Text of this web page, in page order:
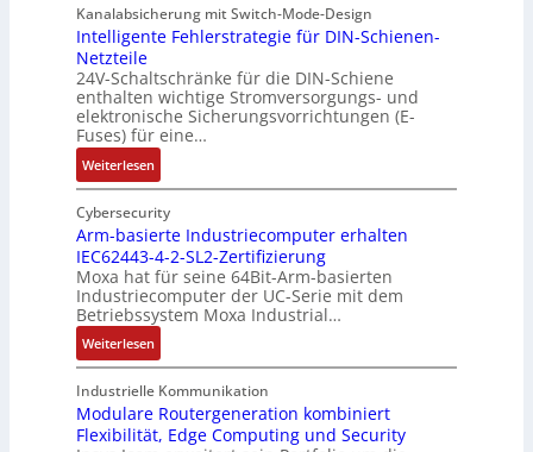
i
s
c
h
e
G
e
h
ä
u
s
e
d
e
h
n
u
n
g
e
u
i
e
r
e
n
A
u
f
w
a
n
d
,
K
o
t
u
v
r
ä
n
i
t
ä
t
b
e
g
i
n
n
t
a
n
d
e
k
r
d
b
e
t
e
i
l
i
g
u
n
g
b
e
m
Kanalabsicherung mit Switch-Mode-Design
Intelligente Fehlerstrategie für DIN-Schienen-
Netzteile
24V-Schaltschränke für die DIN-Schiene
enthalten wichtige Stromversorgungs- und
elektronische Sicherungsvorrichtungen (E-
Fuses) für eine…
Weiterlesen:
I
n
t
e
l
l
i
g
e
n
e
Cybersecurity
Arm-basierte Industriecomputer erhalten
IEC62443-4-2-SL2-Zertifizierung
Moxa hat für seine 64Bit-Arm-basierten
Industriecomputer der UC-Serie mit dem
Betriebssystem Moxa Industrial…
Weiterlesen:
A
r
m
-
Industrielle Kommunikation
Modulare Routergeneration kombiniert
Flexibilität, Edge Computing und Security